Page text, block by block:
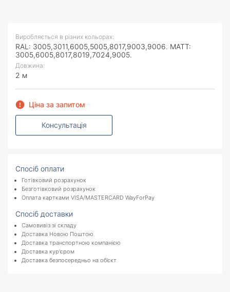
Виробляється в різних кольорах:
RAL: 3005,3011,6005,5005,8017,9003,9006. MATT:
3005,6005,8017,8019,7024,9005.
Довжина:
2 м
Ціна за запитом
Консультація
Спосіб оплати
Готівковий розрахунок
Безготівковий розрахунок
Оплата картками VISA/MASTERCARD WayForPay
Спосіб доставки
Самовивіз зі складу
Доставка Новою Поштою
Доставка транспортною компанією
Доставка кур'єром
Доставка безпосередньо на об’єкт